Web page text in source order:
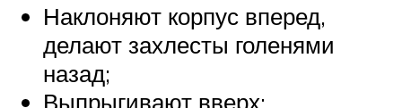
Наклоняют корпус вперед,
делают захлесты голенями
назад;
Выпрыгивают вверх;